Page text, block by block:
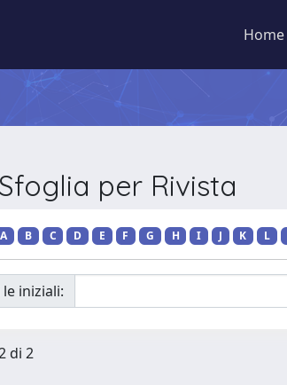
Home
per Rivista
A B C D E F G H I J K L
iniziali:
di 2